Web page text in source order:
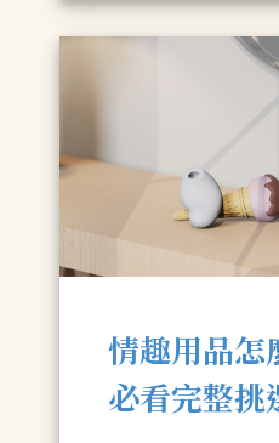
情趣用品怎
必看完整挑